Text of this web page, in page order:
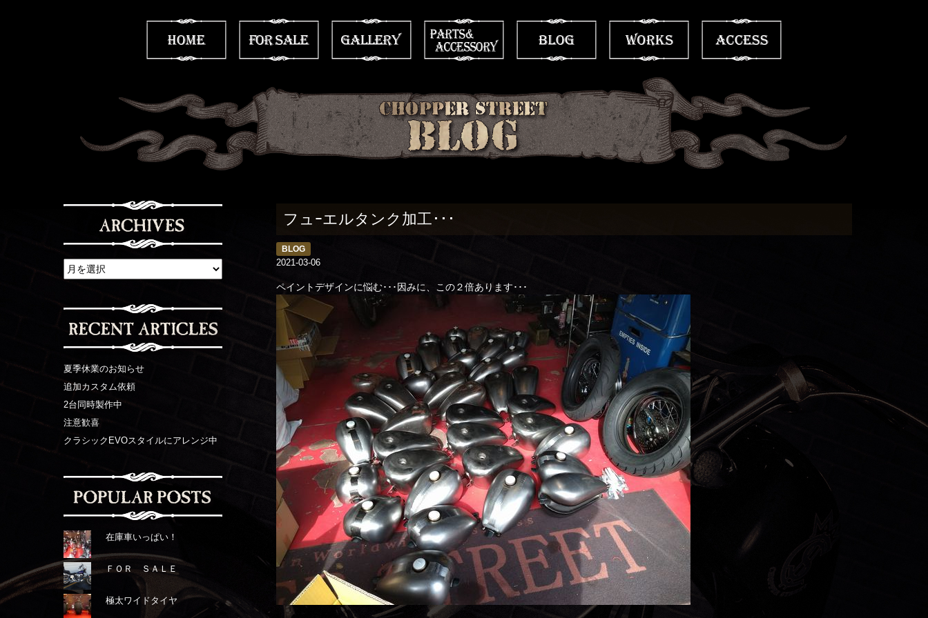
夏季休業のお知らせ
追加カスタム依頼
2台同時製作中
注意歓喜
クラシックEVOスタイルにアレンジ中
在庫車いっぱい！
ＦＯＲ ＳＡＬＥ
極太ワイドタイヤ
フュｰエルタンク加工･･･
BLOG
2021-03-06
ペイントデザインに悩む･･･因みに、この２倍あります･･･